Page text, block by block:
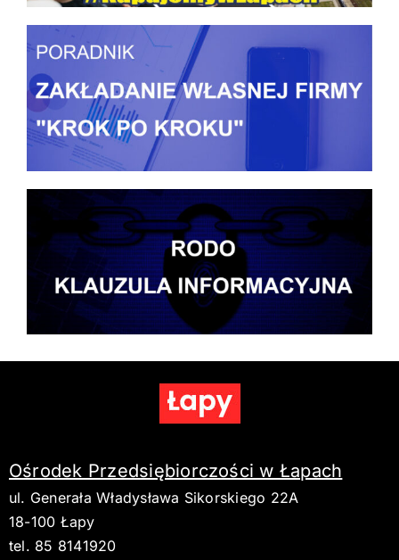
Ośrodek Przedsiębiorczości w Łapach
ul. Generała Władysława Sikorskiego 22A
18-100 Łapy
tel. 85 8141920